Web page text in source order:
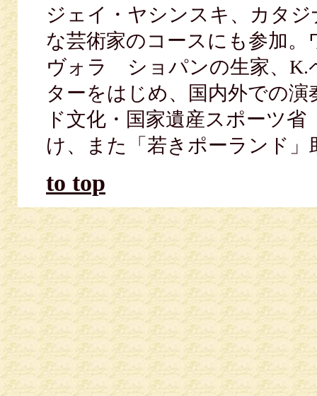
ジェイ・ヤシンスキ、カタ
な芸術家のコースにも参加
ヴォラ ショパンの生家、
ターをはじめ、国内外での
ド文化・国家遺産スポーツ省
け、また「若きポーランド
to top